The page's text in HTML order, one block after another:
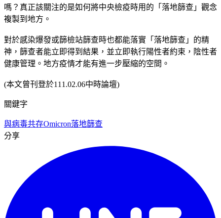
嗎？真正該關注的是如何將中央檢疫時用的「落地篩查」觀念
複製到地方。
對於感染爆發或篩檢站篩查時也都能落實「落地篩查」的精
神，篩查者能立即得到結果，並立即執行陽性者約束，陰性者
健康管理。地方疫情才能有進一步壓縮的空間。
(本文曾刊登於111.02.06中時論壇)
關鍵字
與病毒共存Omicron落地篩查
分享